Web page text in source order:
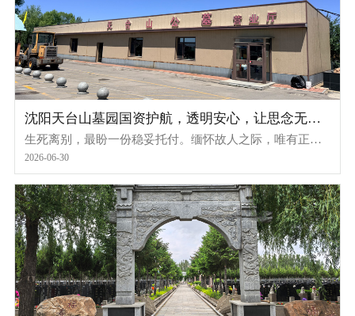
沈阳天台山墓园国资护航，透明安心，让思念无后
顾之忧
生死离别，最盼一份稳妥托付。缅怀故人之际，唯有正规
靠谱的依托，才能让每份孝心落地，让每一份思念安心安
土极具口碑的国有正规墓园。自成立以来，始终秉持国企
担当，以严苛规范的管理、专业正统的服务、公开透明的
收费准则，坚守殡葬行业初心，替万千家庭守护珍贵的离
别与缅怀。
2026-06-30